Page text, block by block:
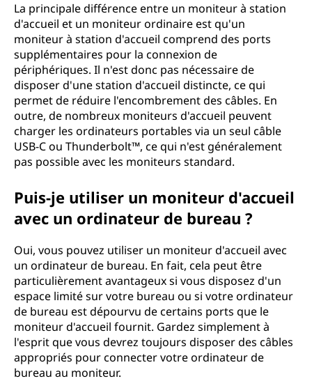
La principale différence entre un moniteur à station
d'accueil et un moniteur ordinaire est qu'un
moniteur à station d'accueil comprend des ports
supplémentaires pour la connexion de
périphériques. Il n'est donc pas nécessaire de
disposer d'une station d'accueil distincte, ce qui
permet de réduire l'encombrement des câbles. En
outre, de nombreux moniteurs d'accueil peuvent
charger les ordinateurs portables via un seul câble
USB-C ou Thunderbolt™, ce qui n'est généralement
pas possible avec les moniteurs standard.
Puis-je utiliser un moniteur d'accueil
avec un ordinateur de bureau ?
Oui, vous pouvez utiliser un moniteur d'accueil avec
un ordinateur de bureau. En fait, cela peut être
particulièrement avantageux si vous disposez d'un
espace limité sur votre bureau ou si votre ordinateur
de bureau est dépourvu de certains ports que le
moniteur d'accueil fournit. Gardez simplement à
l'esprit que vous devrez toujours disposer des câbles
appropriés pour connecter votre ordinateur de
bureau au moniteur.